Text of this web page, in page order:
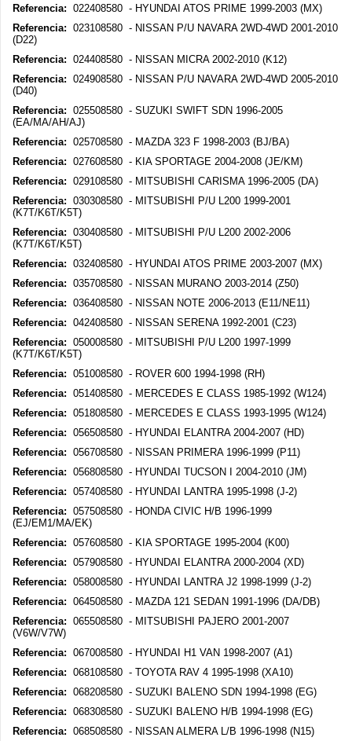
Referencia: 022408580 - HYUNDAI ATOS PRIME 1999-2003 (MX)
Referencia: 023108580 - NISSAN P/U NAVARA 2WD-4WD 2001-2010
(D22)
Referencia: 024408580 - NISSAN MICRA 2002-2010 (K12)
Referencia: 024908580 - NISSAN P/U NAVARA 2WD-4WD 2005-2010
(D40)
Referencia: 025508580 - SUZUKI SWIFT SDN 1996-2005
(EA/MA/AH/AJ)
Referencia: 025708580 - MAZDA 323 F 1998-2003 (BJ/BA)
Referencia: 027608580 - KIA SPORTAGE 2004-2008 (JE/KM)
Referencia: 029108580 - MITSUBISHI CARISMA 1996-2005 (DA)
Referencia: 030308580 - MITSUBISHI P/U L200 1999-2001
(K7T/K6T/K5T)
Referencia: 030408580 - MITSUBISHI P/U L200 2002-2006
(K7T/K6T/K5T)
Referencia: 032408580 - HYUNDAI ATOS PRIME 2003-2007 (MX)
Referencia: 035708580 - NISSAN MURANO 2003-2014 (Z50)
Referencia: 036408580 - NISSAN NOTE 2006-2013 (E11/NE11)
Referencia: 042408580 - NISSAN SERENA 1992-2001 (C23)
Referencia: 050008580 - MITSUBISHI P/U L200 1997-1999
(K7T/K6T/K5T)
Referencia: 051008580 - ROVER 600 1994-1998 (RH)
Referencia: 051408580 - MERCEDES E CLASS 1985-1992 (W124)
Referencia: 051808580 - MERCEDES E CLASS 1993-1995 (W124)
Referencia: 056508580 - HYUNDAI ELANTRA 2004-2007 (HD)
Referencia: 056708580 - NISSAN PRIMERA 1996-1999 (P11)
Referencia: 056808580 - HYUNDAI TUCSON I 2004-2010 (JM)
Referencia: 057408580 - HYUNDAI LANTRA 1995-1998 (J-2)
Referencia: 057508580 - HONDA CIVIC H/B 1996-1999
(EJ/EM1/MA/EK)
Referencia: 057608580 - KIA SPORTAGE 1995-2004 (K00)
Referencia: 057908580 - HYUNDAI ELANTRA 2000-2004 (XD)
Referencia: 058008580 - HYUNDAI LANTRA J2 1998-1999 (J-2)
Referencia: 064508580 - MAZDA 121 SEDAN 1991-1996 (DA/DB)
Referencia: 065508580 - MITSUBISHI PAJERO 2001-2007
(V6W/V7W)
Referencia: 067008580 - HYUNDAI H1 VAN 1998-2007 (A1)
Referencia: 068108580 - TOYOTA RAV 4 1995-1998 (XA10)
Referencia: 068208580 - SUZUKI BALENO SDN 1994-1998 (EG)
Referencia: 068308580 - SUZUKI BALENO H/B 1994-1998 (EG)
Referencia: 068508580 - NISSAN ALMERA L/B 1996-1998 (N15)